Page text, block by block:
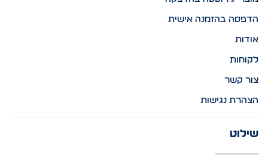
הדפסה בהזמנה אישית
אודות
לקוחות
צור קשר
הצהרת נגישות
שילוט